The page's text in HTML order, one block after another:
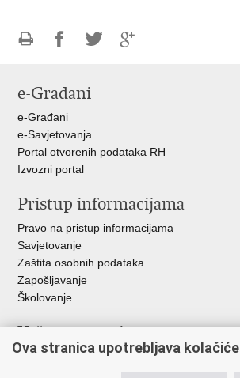
FacebookuTwitteru
e-Građani
e-Građani
e-Savjetovanja
Portal otvorenih podataka RH
Izvozni portal
Pristup informacijama
Pravo na pristup informacijama
Savjetovanje
Zaštita osobnih podataka
Zapošljavanje
Školovanje
Važne poveznice
Ministarstvo unutarnjih poslova
Ova stranica upotrebljava kolačiće